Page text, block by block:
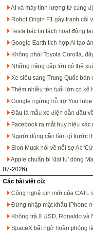
AI và máy tính lượng tử cùng
Robot Origin F1 gây tranh cãi
Tesla bác tin tách hoạt động
Google Earth tích hợp AI tạo
Không phải Toyota Corolla,
Những nâng cấp lớn có thể
Xe siêu sang Trung Quốc
Thêm nhiều tên tuổi lớn có kế
Google ngừng hỗ trợ
Đâu là mẫu xe điện dẫn đầu
Facebook ra mắt huy hiệu
Người dùng cần làm gì trước
Elon Musk nói về nỗi sợ AI:
Apple chuẩn bị 'đại tu' dòng
07-2026)
Các bài viết cũ:
Công nghệ pin mới của CATL
Đừng nhập mật khẩu iPhone
Không trả 8 USD, Ronaldo và
SpaceX bất ngờ hoãn phóng